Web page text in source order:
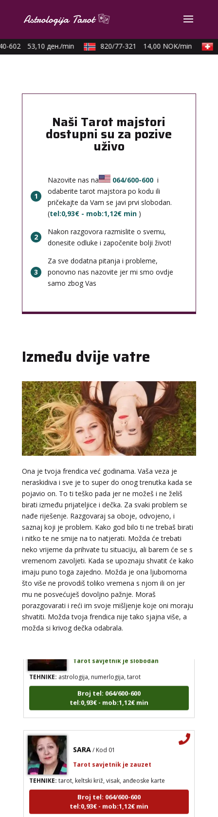
602 53,10 ден./min 820/77-321 14,00 NOK/min
Naši Tarot majstori
dostupni su za pozive
uživo
1
Nazovite nas na 064/600-600 i
odaberite tarot majstora po kodu ili
pričekajte da Vam se javi prvi slobodan.
(tel:0,93€ - mob:1,12€ min )
2
Nakon razgovora razmislite o svemu,
donesite odluke i započenite bolji život!
3
Za sve dodatna pitanja i probleme,
ponovno nas nazovite jer mi smo ovdje
samo zbog Vas
Između dvije vatre
Ona je tvoja frendica već godinama. Vaša veza je
neraskidiva i sve je to super do onog trenutka kada se
pojavio on. To ti teško pada jer ne možeš i ne želiš
birati između prijateljice i dečka. Za svaki problem se
nađe riješenje. Razgovaraj sa oboje, odvojeno, i
saznaj koji je problem. Kako god bilo ti ne trebaš birati
i nitko te ne smije na to natjerati. Možda će trebati
neko vrijeme da prihvate tu situaciju, ali barem će se s
vremenom zavoljeti. Kada se upoznaju shvatit će kako
imaju puno toga zajedno. Možda je ona ljubomorna
što više ne provodiš toliko vremena s njom ili on jer
mu ne posvećuješ dovoljno pažnje. Moraš
porazgovarati i reći im svoje mišljenje koje oni moraju
shvatiti. Možda tvoja frendica nije tako sjajna više, a
možda si krivog dečka odabrala.
DENI/ Kod 15
Tarot savjetnik je zauzet
Broj tel: 064/600-600
tel:0,93€ - mob:1,12€ min
VIKTORIJA/ Kod 369
Tarot savjetnik je slobodan
astrologija, numerologija, tarot, radiestezija
Broj tel: 064/600-600
tel:0,93€ - mob:1,12€ min
TEHNIKE:astrologija, numerlogija, tarot
Broj tel: 064/600-600
tel:0,93€ - mob:1,12€ min
TEHNIKE:tarot, keltski križ, visak, anđeoske karte
Broj tel: 064/600-600
tel:0,93€ - mob:1,12€ min